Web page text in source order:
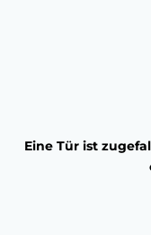
Eine Tür ist